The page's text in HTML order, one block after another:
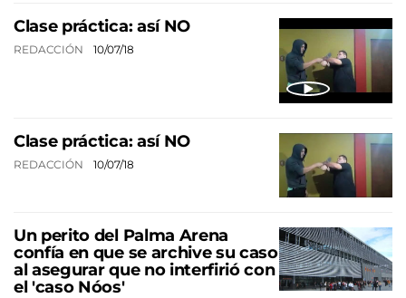
Clase práctica: así NO
REDACCIÓN 10/07/18
Clase práctica: así NO
REDACCIÓN 10/07/18
Un perito del Palma Arena
confía en que se archive su caso
al asegurar que no interfirió con
el 'caso Nóos'